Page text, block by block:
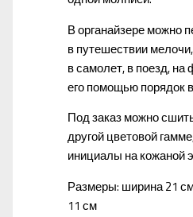
В органайзере можно
в путешествии
в самолет, в поезд, на
его помощью порядок
Под заказ можно
другой цветовой
инициалы на кожаной
Размеры: ширина 21
11 см